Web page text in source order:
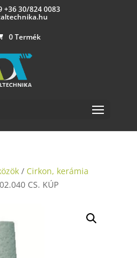
+36 30/824 0083
0 Termék
/ Cirkon, kerámia
CS. KÚP